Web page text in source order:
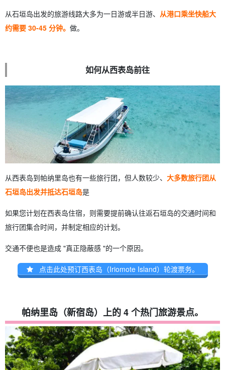
从石垣岛出发的旅游线路大多为一日游或半日游、 从港口乘坐快船大
约需要 30-45 分钟。 做。
如何从西表岛前往
从西表岛到帕纳里岛也有一些旅行团，但人数较少、 大多数旅行团从
石垣岛出发并抵达石垣岛是
如果您计划在西表岛住宿，则需要提前确认往返石垣岛的交通时间和
旅行团集合时间，并制定相应的计划。
交通不便也是造成 "真正隐蔽感 "的一个原因。
点击此处预订西表岛（Iriomote Island）轮渡票务。
帕纳里岛（新宿岛）上的 4 个热门旅游景点。